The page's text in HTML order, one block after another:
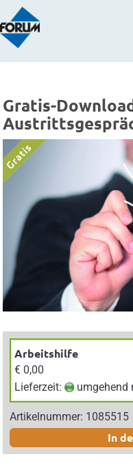
Gratis-
Arbeitshilfe
€ 0,00
Lieferzeit:
umgehend
Artikelnummer: 1085515
In